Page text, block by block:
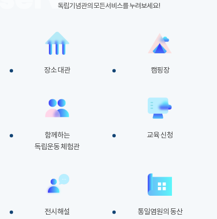
독립기념관의 모든서비스를 누려보세요!
장소 대관 캠핑장
함께하는
독립운동 체험관
교육 신청
전시해설
통일염원의 동산